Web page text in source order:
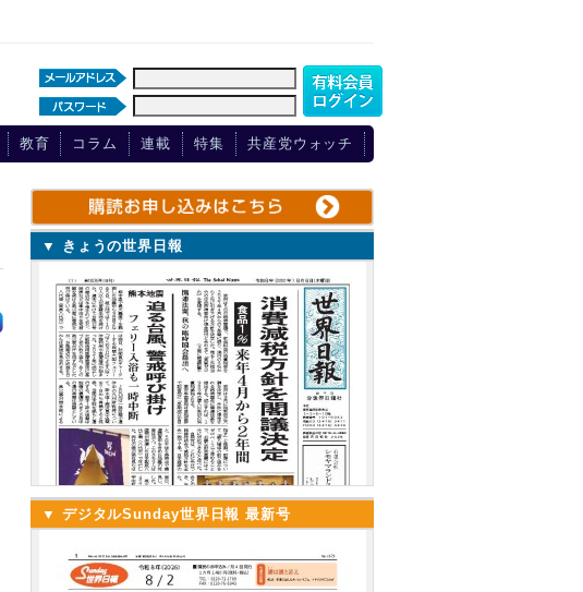
教育 コラム 連載 特集 共産党ウォッチ
▼ きょうの世界日報
▼ デジタルSunday世界日報 最新号